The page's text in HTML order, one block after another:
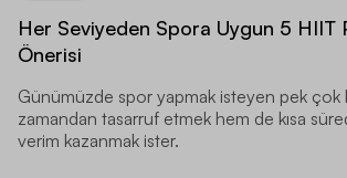
Her Seviyeden Spora Uygun 5 HIIT
Önerisi
Günümüzde spor yapmak isteyen pek çok
zamandan tasarruf etmek hem de kısa
verim kazanmak ister.